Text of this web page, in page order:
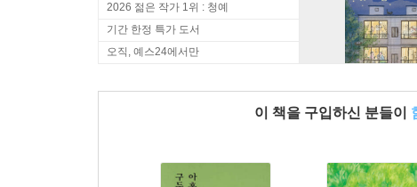
2026 젊은 작가 1위 : 청예
기간 한정 특가 도서
오직, 예스24에서만
이 책을 구입하신 분들이